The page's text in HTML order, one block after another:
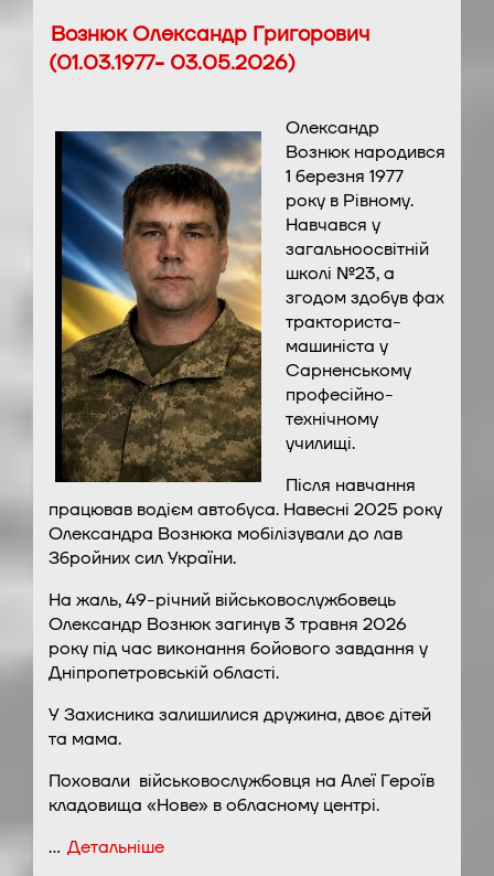
Вознюк Олександр Григорович
(01.03.1977- 03.05.2026)
Олександр
Вознюк народився
1 березня 1977
року в Рівному.
Навчався у
загальноосвітній
школі №23, а
згодом здобув фах
тракториста-
машиніста у
Сарненському
професійно-
технічному
училищі.
Після навчання
працював водієм автобуса. Навесні 2025 року
Олександра Вознюка мобілізували до лав
Збройних сил України.
На жаль, 49-річний військовослужбовець
Олександр Вознюк загинув 3 травня 2026
року під час виконання бойового завдання у
Дніпропетровській області.
У Захисника залишилися дружина, двоє дітей
та мама.
Поховали військовослужбовця на Алеї Героїв
кладовища «Нове» в обласному центрі.
… Детальніше